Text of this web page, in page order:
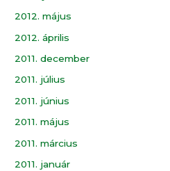
2012. május
2012. április
2011. december
2011. július
2011. június
2011. május
2011. március
2011. január